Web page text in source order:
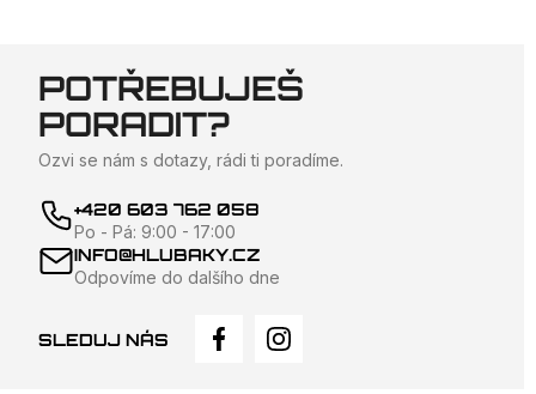
POTŘEBUJEŠ
PORADIT?
Ozvi se nám s dotazy, rádi ti poradíme.
+420 603 762 058
Po - Pá: 9:00 - 17:00
INFO@HLUBAKY.CZ
Odpovíme do dalšího dne
SLEDUJ NÁS